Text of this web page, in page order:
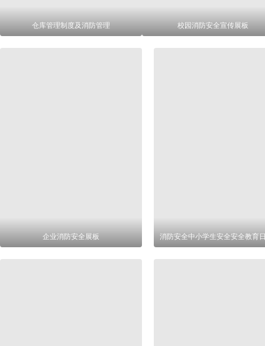
仓库管理制度及消防管理 校园消防安全宣传展板
企业消防安全展板